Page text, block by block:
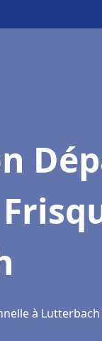
à Lutterbach